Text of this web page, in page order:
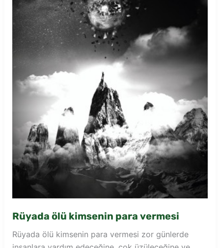
Rüyada ölü kimsenin para vermesi
Rüyada ölü kimsenin para vermesi zor günlerde